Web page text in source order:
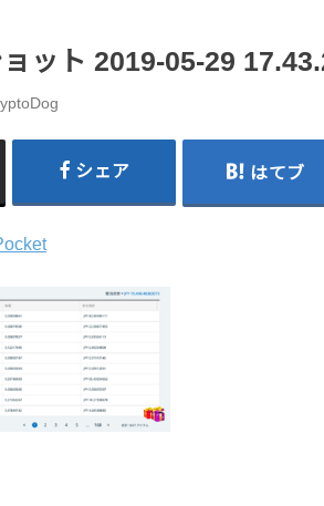
ット 2019-05-29
シェア はてブ